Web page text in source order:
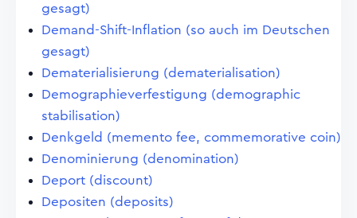
gesagt)
Demand-Shift-Inflation (so auch im Deutschen
gesagt)
Dematerialisierung (dematerialisation)
Demographieverfestigung (demographic
stabilisation)
Denkgeld (memento fee, commemorative coin)
Denominierung (denomination)
Deport (discount)
Depositen (deposits)